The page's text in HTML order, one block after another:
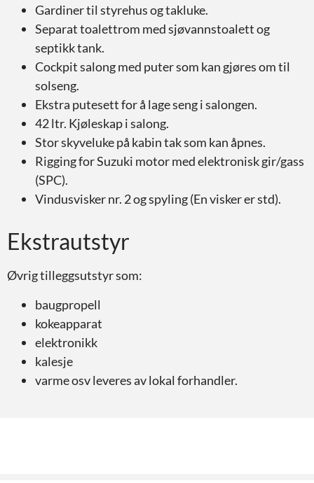
Gardiner til styrehus og takluke.
Separat toalettrom med sjøvannstoalett og
septikk tank.
Cockpit salong med puter som kan gjøres om til
solseng.
Ekstra putesett for å lage seng i salongen.
42 ltr. Kjøleskap i salong.
Stor skyveluke på kabin tak som kan åpnes.
Rigging for Suzuki motor med elektronisk gir/gass
(SPC).
Vindusvisker nr. 2 og spyling (En visker er std).
Ekstrautstyr
Øvrig tilleggsutstyr som:
baugpropell
kokeapparat
elektronikk
kalesje
varme osv leveres av lokal forhandler.